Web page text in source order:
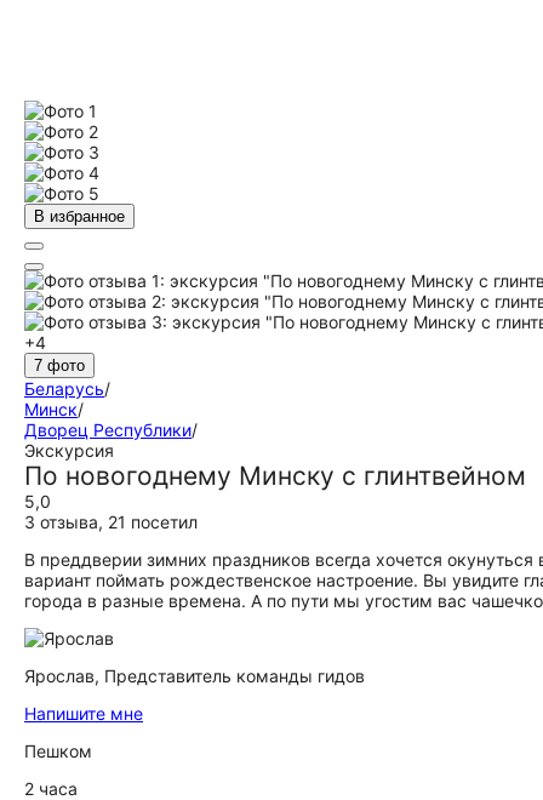
В избранное
+4
7 фото
Беларусь/
Минск/
Дворец Республики/
Экскурсия
По новогоднему Минску с глинтвейном
5,0
3 отзыва, 21 посетил
В преддверии зимних праздников всегда хочется
вариант поймать рождественское настроение. Вы увидите
города в разные времена. А по пути мы угостим вас
Ярослав, Представитель команды гидов
Напишите мне
Пешком
2 часа